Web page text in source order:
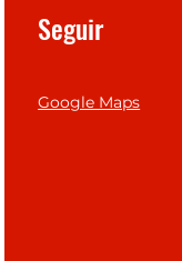
Seguir
Google Maps